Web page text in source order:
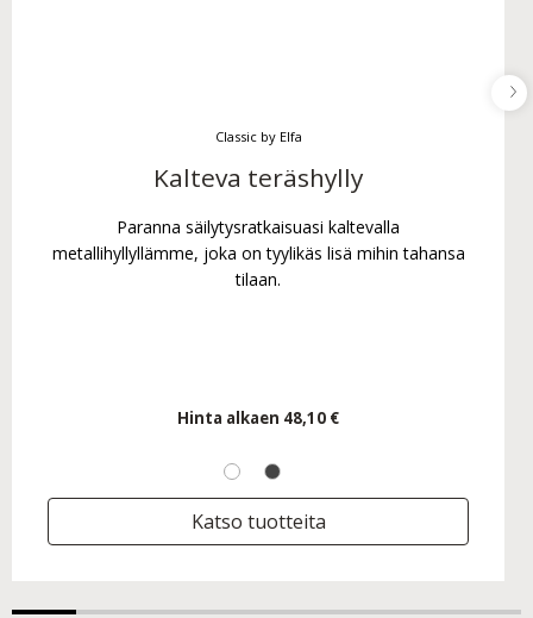
Classic by Elfa
Kalteva teräshylly
Paranna säilytysratkaisuasi kaltevalla
metallihyllyllämme, joka on tyylikäs lisä mihin tahansa
tilaan.
Hinta alkaen 48,10 €
Katso tuotteita